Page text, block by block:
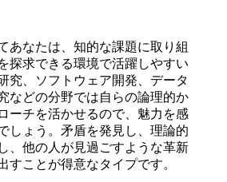
あなたは、知的な課題に取り組
探求できる環境で活躍しやすい
究、ソフトウェア開発、データ
などの分野では自らの論理的か
ーチを活かせるので、魅力を感
しょう。矛盾を発見し、理論的
、他の人が見過ごすような革新
すことが得意なタイプです。